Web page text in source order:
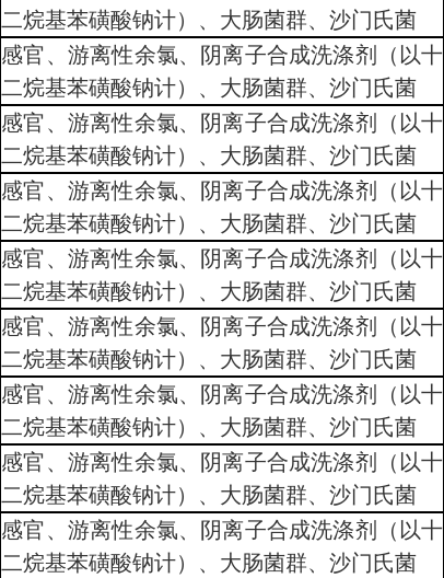
二烷基苯磺酸钠计）、大肠菌群、沙门氏菌
感官、游离性余氯、阴离子合成洗涤剂（以十
二烷基苯磺酸钠计）、大肠菌群、沙门氏菌
感官、游离性余氯、阴离子合成洗涤剂（以十
二烷基苯磺酸钠计）、大肠菌群、沙门氏菌
感官、游离性余氯、阴离子合成洗涤剂（以十
二烷基苯磺酸钠计）、大肠菌群、沙门氏菌
感官、游离性余氯、阴离子合成洗涤剂（以十
二烷基苯磺酸钠计）、大肠菌群、沙门氏菌
感官、游离性余氯、阴离子合成洗涤剂（以十
二烷基苯磺酸钠计）、大肠菌群、沙门氏菌
感官、游离性余氯、阴离子合成洗涤剂（以十
二烷基苯磺酸钠计）、大肠菌群、沙门氏菌
感官、游离性余氯、阴离子合成洗涤剂（以十
二烷基苯磺酸钠计）、大肠菌群、沙门氏菌
感官、游离性余氯、阴离子合成洗涤剂（以十
二烷基苯磺酸钠计）、大肠菌群、沙门氏菌